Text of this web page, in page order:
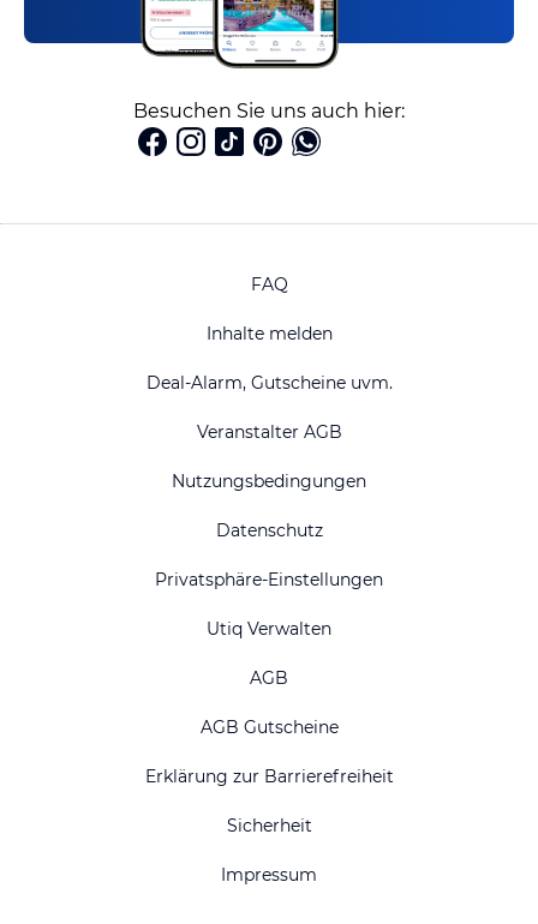
Besuchen Sie uns auch hier:
FAQ
Inhalte melden
Deal-Alarm, Gutscheine uvm.
Veranstalter AGB
Nutzungsbedingungen
Datenschutz
Privatsphäre-Einstellungen
Utiq Verwalten
AGB
AGB Gutscheine
Erklärung zur Barrierefreiheit
Sicherheit
Impressum